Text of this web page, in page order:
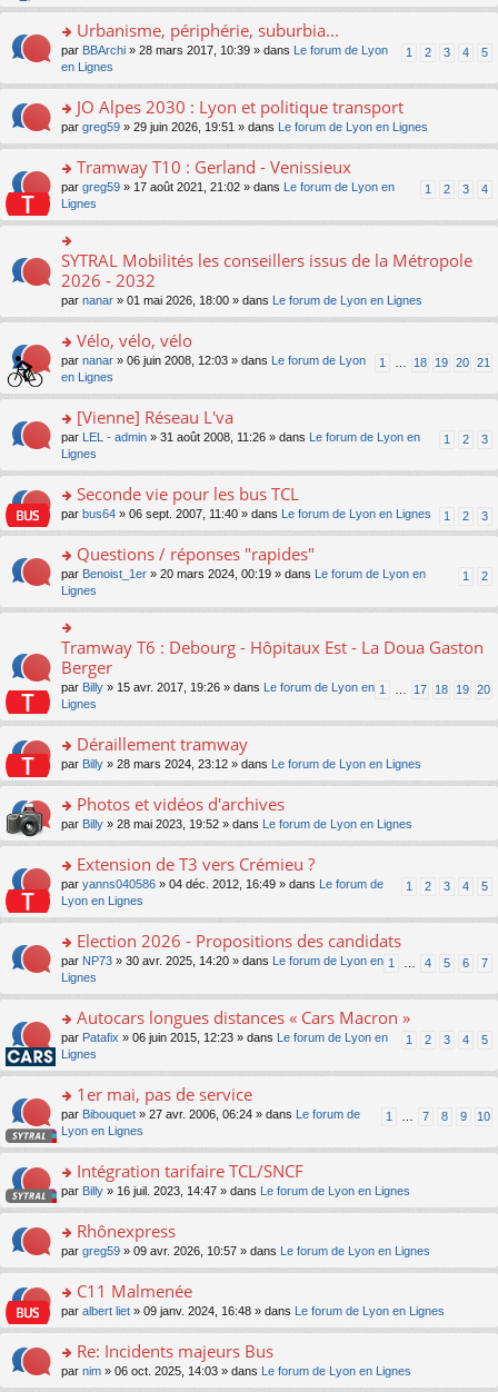
e
s
ré
c
e
o
n
le
s
ré
c
nt
g
e
n
o
n
le
u
s
ré
c
e
nt
m
e
s
s
e
n
o
n
le
s
ré
c
e
s
er
le
m
e
s
s
e
n
o
n
lu
le
pl
u
s
ré
c
e
nt
o
n
s
er
le
m
e
s
s
g
n
o
n
lu
pl
u
s
ré
c
e
nt
Urbanisme, périphérie, suburbia...
1 2 3 4 5
par BBArchi » 28 mars 2017, 10:39 » dans
Le forum de Lyon
en Lignes
o
n
ult
er
le
m
e
s
s
g
n
o
n
lu
pl
u
s
ré
c
e
JO Alpes 2030 : Lyon et politique transport
par greg59 » 29 juin 2026, 19:51 » dans Le forum de Lyon en Lignes
o
s
ult
er
le
m
e
s
s
g
o
n
lu
le
u
s
ré
c
e
nt
Tramway T10 : Gerland - Venissieux
1 2 3 4
par greg59 » 17 août 2021, 21:02 » dans
Le forum de Lyon en
Lignes
o
n
ult
er
le
m
e
s
a
g
e
n
o
n
pl
u
s
ré
c
e
nt
SYTRAL Mobilités les conseillers issus de la Métropole
2026 - 2032
par nanar » 01 mai 2026, 18:00 » dans Le forum de Lyon en Lignes
o
n
s
er
le
m
e
s
s
e
n
o
n
lu
le
pl
u
s
ré
c
e
nt
Vélo, vélo, vélo
1 18 19 20 21
par nanar » 06 juin 2008, 12:03 » dans
Le forum de Lyon
en Lignes
o
s
er
le
m
e
s
s
g
n
o
n
lu
le
u
s
ré
c
e
[Vienne] Réseau L'va
1 2 3
par LEL - admin » 31 août 2008, 11:26 » dans
Le forum de Lyon en
Lignes
o
n
ult
er
le
m
e
s
g
o
n
lu
pl
u
s
ré
c
e
Seconde vie pour les bus TCL
1 2 3
par bus64 » 06 sept. 2007, 11:40 » dans Le forum de Lyon en Lignes
o
s
ult
er
le
m
e
s
s
a
e
o
n
lu
pl
u
s
ré
c
e
nt
Questions / réponses "rapides"
1 2
par Benoist_1er » 20 mars 2024, 00:19 » dans
Le forum de Lyon en
Lignes
o
n
ult
er
le
m
e
s
a
g
e
n
o
n
pl
u
s
ré
c
nt
Tramway T6 : Debourg - Hôpitaux Est - La Doua Gaston
Berger
1 17 18 19 20
par Billy » 15 avr. 2017, 19:26 » dans
Le forum de Lyon en
Lignes
o
n
ult
er
le
m
e
s
g
e
n
o
n
le
s
ré
e
Déraillement tramway
par Billy » 28 mars 2024, 23:12 » dans Le forum de Lyon en Lignes
o
n
ult
er
le
m
e
s
s
e
n
o
n
lu
pl
ré
c
e
Photos et vidéos d'archives
par Billy » 28 mai 2023, 19:52 » dans Le forum de Lyon en Lignes
o
s
er
le
m
e
s
s
a
n
o
n
lu
le
u
ré
c
e
Extension de T3 vers Crémieu ?
1 2 3 4 5
par yanns040586 » 04 déc. 2012, 16:49 » dans
Le forum de
Lyon en Lignes
o
s
er
le
m
e
s
s
a
n
o
n
lu
pl
s
ré
c
nt
Election 2026 - Propositions des candidats
1 4 5 6 7
par NP73 » 30 avr. 2025, 14:20 » dans
Le forum de Lyon en
Lignes
o
s
er
le
m
e
s
s
e
n
o
n
le
u
s
ré
Autocars longues distances « Cars Macron »
1 2 3 4 5
par Patafix » 06 juin 2015, 12:23 » dans
Le forum de Lyon en
Lignes
o
s
er
le
m
e
s
g
e
n
o
lu
1er mai, pas de service
1 7 8 9 10
par Bibouquet » 27 avr. 2006, 06:24 » dans
Le forum de
Lyon en Lignes
o
n
ult
er
le
m
e
a
g
Intégration tarifaire TCL/SNCF
par Billy » 16 juil. 2023, 14:47 » dans Le forum de Lyon en Lignes
o
n
ult
er
le
m
e
Rhônexpress
par greg59 » 09 avr. 2026, 10:57 » dans Le forum de Lyon en Lignes
o
n
ult
er
C11 Malmenée
par albert liet » 09 janv. 2024, 16:48 » dans Le forum de Lyon en Lignes
o
n
Re: Incidents majeurs Bus
par nim » 06 oct. 2025, 14:03 » dans Le forum de Lyon en Lignes